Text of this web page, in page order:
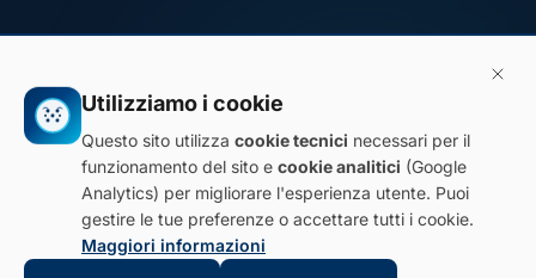
info@diemmetechnology.com
PEC: diemmetech@pec.it
© 2026 Diemme Technology. Tutti i diritti riservati.
Privacy Policy•Cookie Policy•Gestisci cookie
Utilizziamo i cookie
Questo sito utilizza cookie tecnici necessari per il
funzionamento del sito e cookie analitici (Google
Analytics) per migliorare l'esperienza utente. Puoi
gestire le tue preferenze o accettare tutti i cookie.
Maggiori informazioni
l'utilizzo delle funzionalità base del sito. Non possono
Cookie Analitici
Ci aiutano a migliorare il sito
Utilizziamo Google Analytics per analizzare come gli
utenti interagiscono con il sito. Questi cookie ci